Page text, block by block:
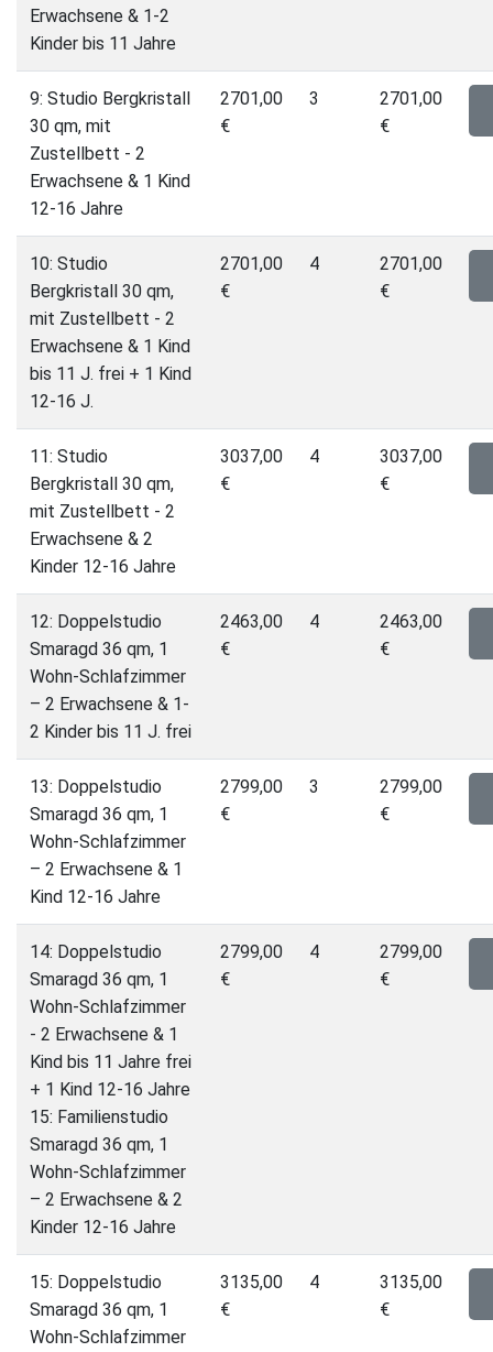
Erwachsene & 1-2
Kinder bis 11 Jahre
9: Studio Bergkristall
30 qm, mit
Zustellbett - 2
Erwachsene & 1 Kind
12-16 Jahre
2701,00
€
3
2701,00
€
10: Studio
Bergkristall 30 qm,
mit Zustellbett - 2
Erwachsene & 1 Kind
bis 11 J. frei + 1 Kind
12-16 J.
2701,00
€
4
2701,00
€
11: Studio
Bergkristall 30 qm,
mit Zustellbett - 2
Erwachsene & 2
Kinder 12-16 Jahre
3037,00
€
4
3037,00
€
12: Doppelstudio
Smaragd 36 qm, 1
Wohn-Schlafzimmer
– 2 Erwachsene & 1-
2 Kinder bis 11 J. frei
2463,00
€
4
2463,00
€
13: Doppelstudio
Smaragd 36 qm, 1
Wohn-Schlafzimmer
– 2 Erwachsene & 1
Kind 12-16 Jahre
2799,00
€
3
2799,00
€
14: Doppelstudio
Smaragd 36 qm, 1
Wohn-Schlafzimmer
- 2 Erwachsene & 1
Kind bis 11 Jahre frei
+ 1 Kind 12-16 Jahre
15: Familienstudio
Smaragd 36 qm, 1
Wohn-Schlafzimmer
– 2 Erwachsene & 2
Kinder 12-16 Jahre
2799,00
€
4
2799,00
€
15: Doppelstudio
Smaragd 36 qm, 1
Wohn-Schlafzimmer
3135,00
€
4
3135,00
€